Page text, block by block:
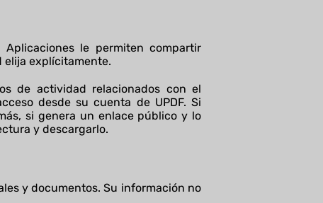
le permiten compartir
elija explícitamente.
de actividad relacionados con el
desde su cuenta de UPDF. Si
si genera un enlace público y lo
y descargarlo.
y documentos. Su información no